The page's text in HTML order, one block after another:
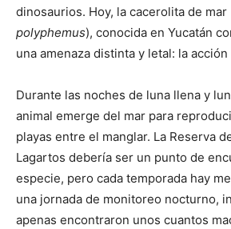
dinosaurios. Hoy, la cacerolita de mar
polyphemus), conocida en Yucatán
una amenaza distinta y letal: la acción
Durante las noches de luna llena y
animal emerge del mar para
playas entre el manglar. La Reserva
Lagartos debería ser un punto de
especie, pero cada temporada hay
una jornada de monitoreo nocturno,
apenas encontraron unos cuantos